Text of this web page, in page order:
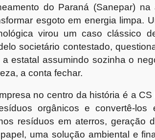
do Paraná (Sanepar)
esgoto em energia limpa.
virou um caso clássico
societário contestado,
a estatal assumindo sozinha o
a conta fechar.
no centro da história é a
orgânicos e convertê-los
resíduos em aterros, geração
uma solução ambiental e